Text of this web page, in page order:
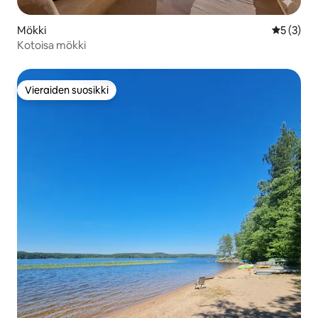
Mökki
5 (3)
Kotoisa mökki
Vieraiden suosikki
Vieraiden suosikki